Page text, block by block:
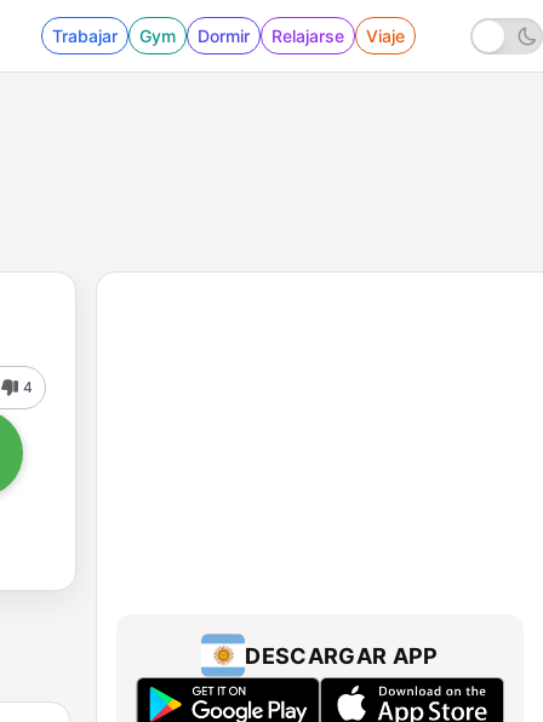
Trabajar Gym Dormir Relajarse Viaje
4
DESCARGAR APP